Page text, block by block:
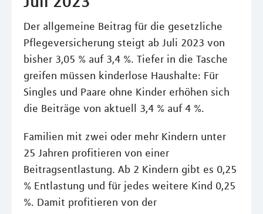
Der allgemeine Beitrag für die gesetzliche
Pflegeversicherung steigt ab Juli 2023 von
bisher 3,05 % auf 3,4 %. Tiefer in die Tasche
greifen müssen kinderlose Haushalte: Für
Singles und Paare ohne Kinder erhöhen sich
die Beiträge von aktuell 3,4 % auf 4 %.
Familien mit zwei oder mehr Kindern unter
25 Jahren profitieren von einer
Beitragsentlastung. Ab 2 Kindern gibt es 0,25
% Entlastung und für jedes weitere Kind 0,25
%. Damit profitieren von der